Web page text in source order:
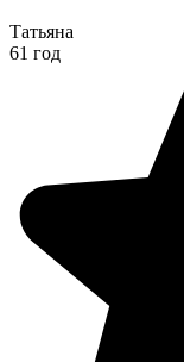
Татьяна
61 год